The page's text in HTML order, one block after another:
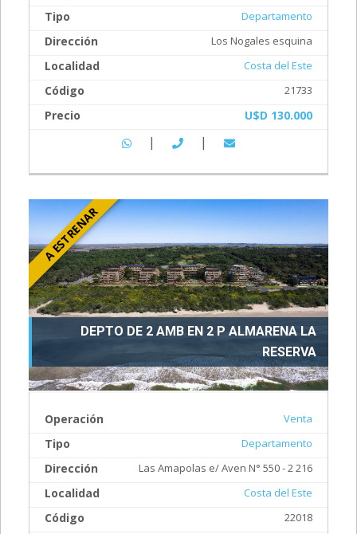
Tipo Departamento
Dirección Los Nogales esquina
Localidad Costa del Este
Código 21733
Precio U$D 130.000
| |
A ESTRENAR
DEPTO DE 2 AMB EN 2 P ALMARENA LA
RESERVA
Operación Venta
Tipo Departamento
Dirección Las Amapolas e/ Aven N° 550 - 2 216
Localidad Costa del Este
Código 22018